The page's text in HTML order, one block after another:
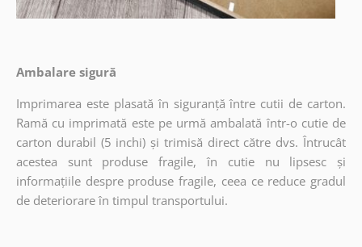
Ambalare sigură
Imprimarea este plasată în siguranță între cutii de carton.
Ramă cu imprimată este pe urmă ambalată într-o cutie de
carton durabil (5 inchi) și trimisă direct către dvs. Întrucât
acestea sunt produse fragile, în cutie nu lipsesc și
informațiile despre produse fragile, ceea ce reduce gradul
de deteriorare în timpul transportului.